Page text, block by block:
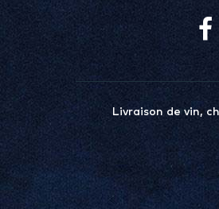
Livraison de vin,